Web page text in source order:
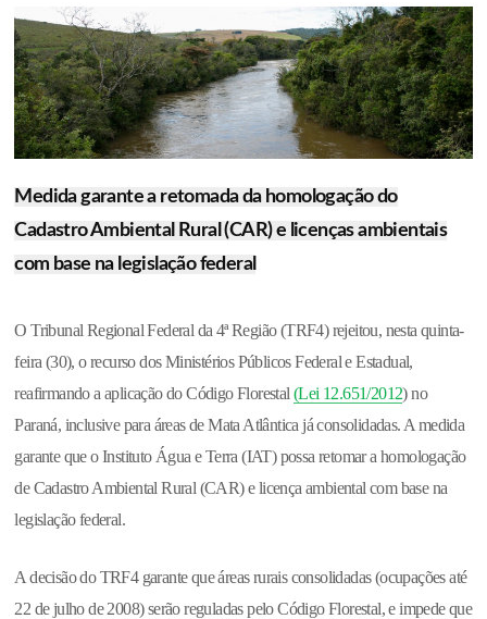
Medida garante a retomada da homologação do
Cadastro Ambiental Rural (CAR) e licenças ambientais
com base na legislação federal
O Tribunal Regional Federal da 4ª Região (TRF4) rejeitou, nesta quinta-
feira (30), o recurso dos Ministérios Públicos Federal e Estadual,
reafirmando a aplicação do Código Florestal(Lei 12.651/2012) no
Paraná, inclusive para áreas de Mata Atlântica já consolidadas. A medida
garante que o Instituto Água e Terra (IAT) possa retomar a homologação
de Cadastro Ambiental Rural (CAR) e licença ambiental com base na
legislação federal.
A decisão do TRF4 garante que áreas rurais consolidadas (ocupações até
22 de julho de 2008) serão reguladas pelo Código Florestal, e impede que